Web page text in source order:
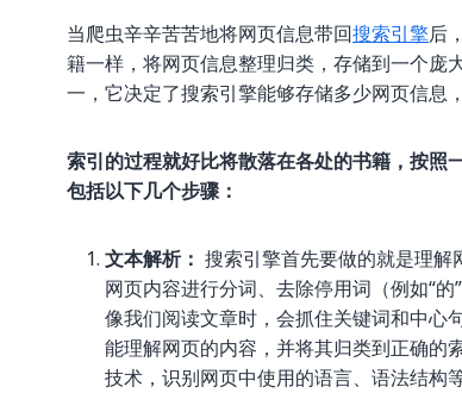
当爬虫辛辛苦苦地将网页信息带回搜索引擎后
籍一样，将网页信息整理归类，存储到一个庞
一，它决定了搜索引擎能够存储多少网页信息
索引的过程就好比将散落在各处的书籍，按照
包括以下几个步骤：
文本解析： 搜索引擎首先要做的就是理
网页内容进行分词、去除停用词（例如“
像我们阅读文章时，会抓住关键词和中心
能理解网页的内容，并将其归类到正确的
技术，识别网页中使用的语言、语法结构